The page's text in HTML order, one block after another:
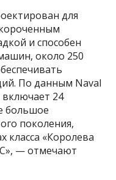
для
и способен
около 250
По данным Naval
включает 24
большое
поколения,
класса «Королева
— отмечают